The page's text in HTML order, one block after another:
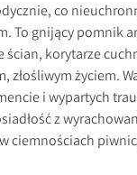
co
To gnijący pomnik
ścian, korytarze
złośliwym życiem.
i wypartych
z
ciemnościach